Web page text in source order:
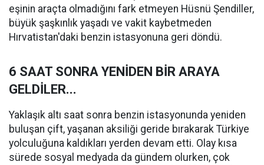
eşinin araçta olmadığını fark etmeyen Hüsnü Şendiller,
büyük şaşkınlık yaşadı ve vakit kaybetmeden
Hırvatistan'daki benzin istasyonuna geri döndü.
6 SAAT SONRA YENİDEN BİR ARAYA
GELDİLER...
Yaklaşık altı saat sonra benzin istasyonunda yeniden
buluşan çift, yaşanan aksiliği geride bırakarak Türkiye
yolculuğuna kaldıkları yerden devam etti. Olay kısa
sürede sosyal medyada da gündem olurken, çok